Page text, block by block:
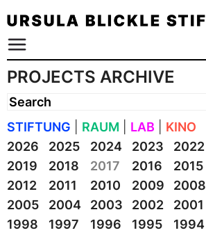
PROJECTS ARCHIVE
STIFTUNG RAUM LAB
KINO
2026
2025 2024 2023 2022
2019
2018 2017 2016 2015
2012
2011 2010 2009 2008
2005
2004 2003 2002 2001
1998
1997 1996 1995 1994